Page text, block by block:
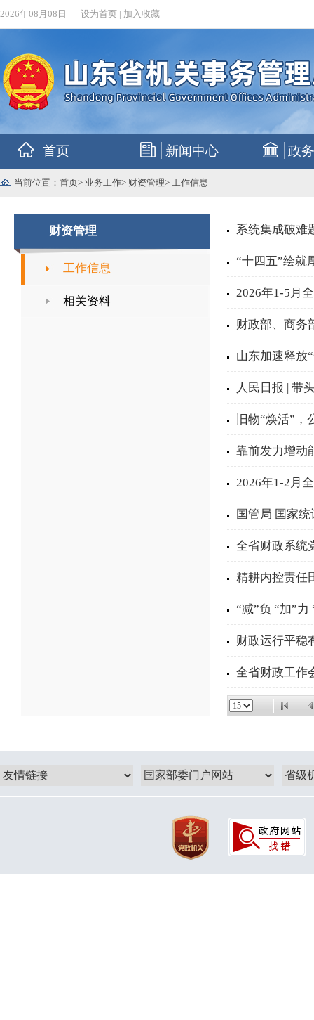
2026年08月08日 设为首页 | 加入收藏
首页 新闻中心 政
当前位置： 首页> 业务工作> 财资管理> 工作信息
财资管理
工作信息
相关资料
系统集成破难
“十四五”绘就
2026年1-5月
财政部、商务
山东加速释放
人民日报 | 带
旧物“焕活”
靠前发力增动
2026年1-2月
国管局 国家
全省财政系统
精耕内控责任
“减”负 “加”
财政运行平稳
全省财政工作